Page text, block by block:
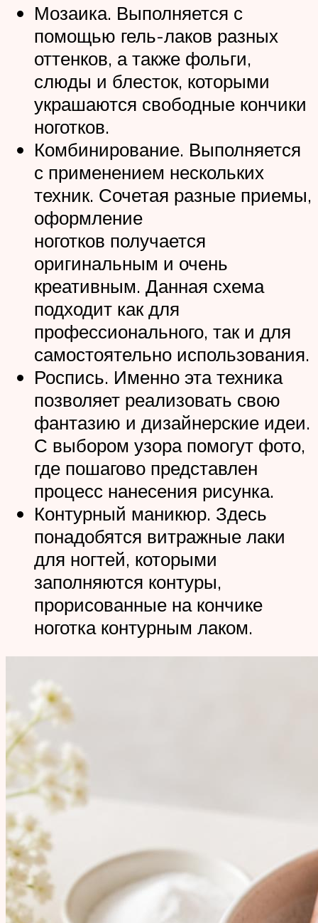
Мозаика. Выполняется с
помощью гель-лаков разных
оттенков, а также фольги,
слюды и блесток, которыми
украшаются свободные кончики
ноготков.
Комбинирование. Выполняется
с применением нескольких
техник. Сочетая разные приемы,
оформление
ноготков получается
оригинальным и очень
креативным. Данная схема
подходит как для
профессионального, так и для
самостоятельно использования.
Роспись. Именно эта техника
позволяет реализовать свою
фантазию и дизайнерские идеи.
С выбором узора помогут фото,
где пошагово представлен
процесс нанесения рисунка.
Контурный маникюр. Здесь
понадобятся витражные лаки
для ногтей, которыми
заполняются контуры,
прорисованные на кончике
ноготка контурным лаком.